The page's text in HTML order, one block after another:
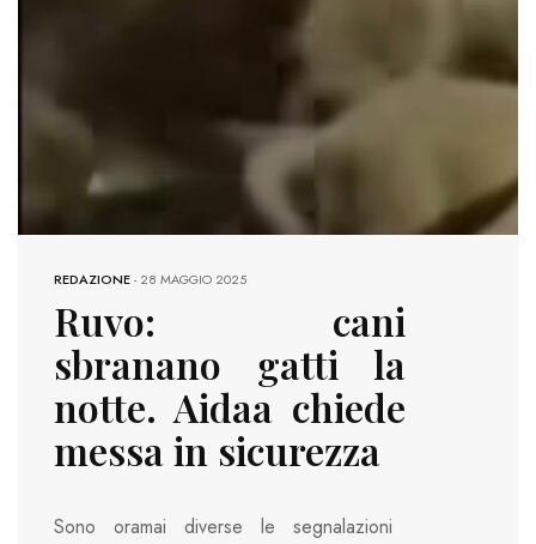
REDAZIONE-28 MAGGIO 2025
Ruvo: cani
sbranano gatti la
notte. Aidaa chiede
messa in sicurezza
Sono oramai diverse le segnalazioni